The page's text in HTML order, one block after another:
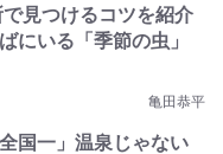
見つけるコツを紹介
にいる「季節の虫」
亀田恭平
国一」温泉じゃない